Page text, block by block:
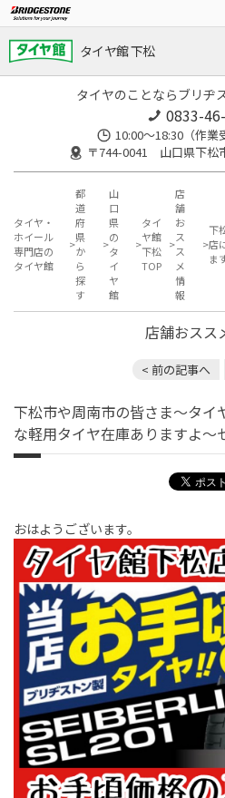
タイヤ館 下松
タイヤのことならブリヂ
0833-
10:00～18:30（作業
〒744-0041 山口県下松
タイヤ・
ホイール
専門店の
タイヤ館
都
道
府
県
か
ら
探
す
山
口
県
の
タ
イ
ヤ
館
タイ
ヤ館
下松
TOP
店
舗
お
ス
ス
メ
情
報
下
店
ま
店舗おスス
< 前の記事へ
下松市や周南市の皆さま〜タイ
な軽用タイヤ在庫ありますよ〜
おはようございます。